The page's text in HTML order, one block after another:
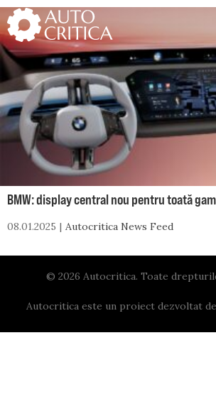
Skip
to
content
BMW: display central nou pentru toată
08.01.2025 Autocritica News Feed
© 2026 Autocritica. Toate
Autocritica este un proiect dezvoltat de